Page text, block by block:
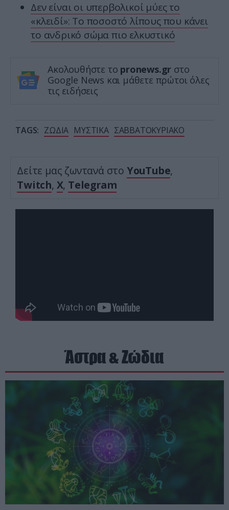
Δεν είναι οι υπερβολικοί μύες το
«κλειδί»: Το ποσοστό λίπους που κάνει
το ανδρικό σώμα πιο ελκυστικό
Ακολουθήστε το pronews.gr στο
Google News και μάθετε πρώτοι όλες
τις ειδήσεις
TAGS: ΖΩΔΙΑ ΜΥΣΤΙΚΑ ΣΑΒΒΑΤΟΚΥΡΙΑΚΟ
Δείτε μας ζωντανά στο YouTube,
Twitch, X, Telegram
Άστρα & Ζώδια